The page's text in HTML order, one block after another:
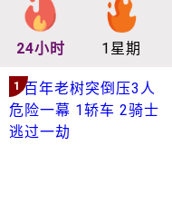
24小时 1星期
1